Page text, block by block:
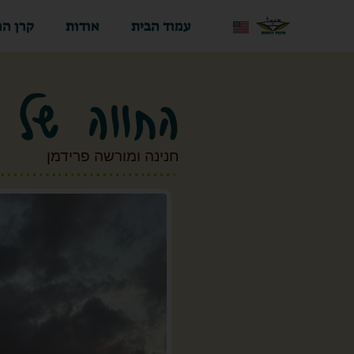
עמוד הבית אודות קרן
החווה
חנינה ומורשה פרידמן